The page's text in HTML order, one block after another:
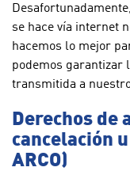
se hace vía internet
hacemos lo mejor
podemos garantizar
transmitida a
Derechos de
cancelación
ARCO)